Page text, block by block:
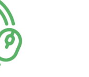
篷，歪歪倒倒，所
斷有帳篷的樹枝，
邊red alder上有一
個鳥巢，一個方方
轉去，大喊救命。
比身體還大，尚未